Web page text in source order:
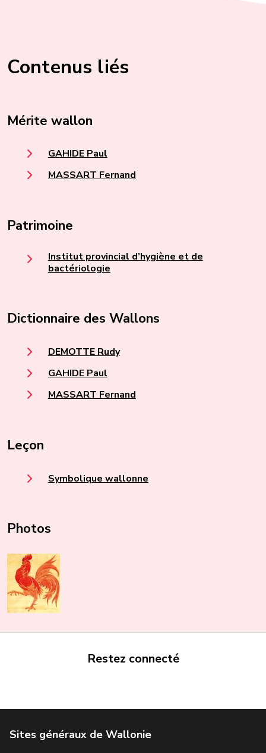
Contenus liés
Mérite wallon
GAHIDE Paul
MASSART Fernand
Patrimoine
Institut provincial d’hygiène et de
bactériologie
Dictionnaire des Wallons
DEMOTTE Rudy
GAHIDE Paul
MASSART Fernand
Leçon
Symbolique wallonne
Photos
Restez connecté